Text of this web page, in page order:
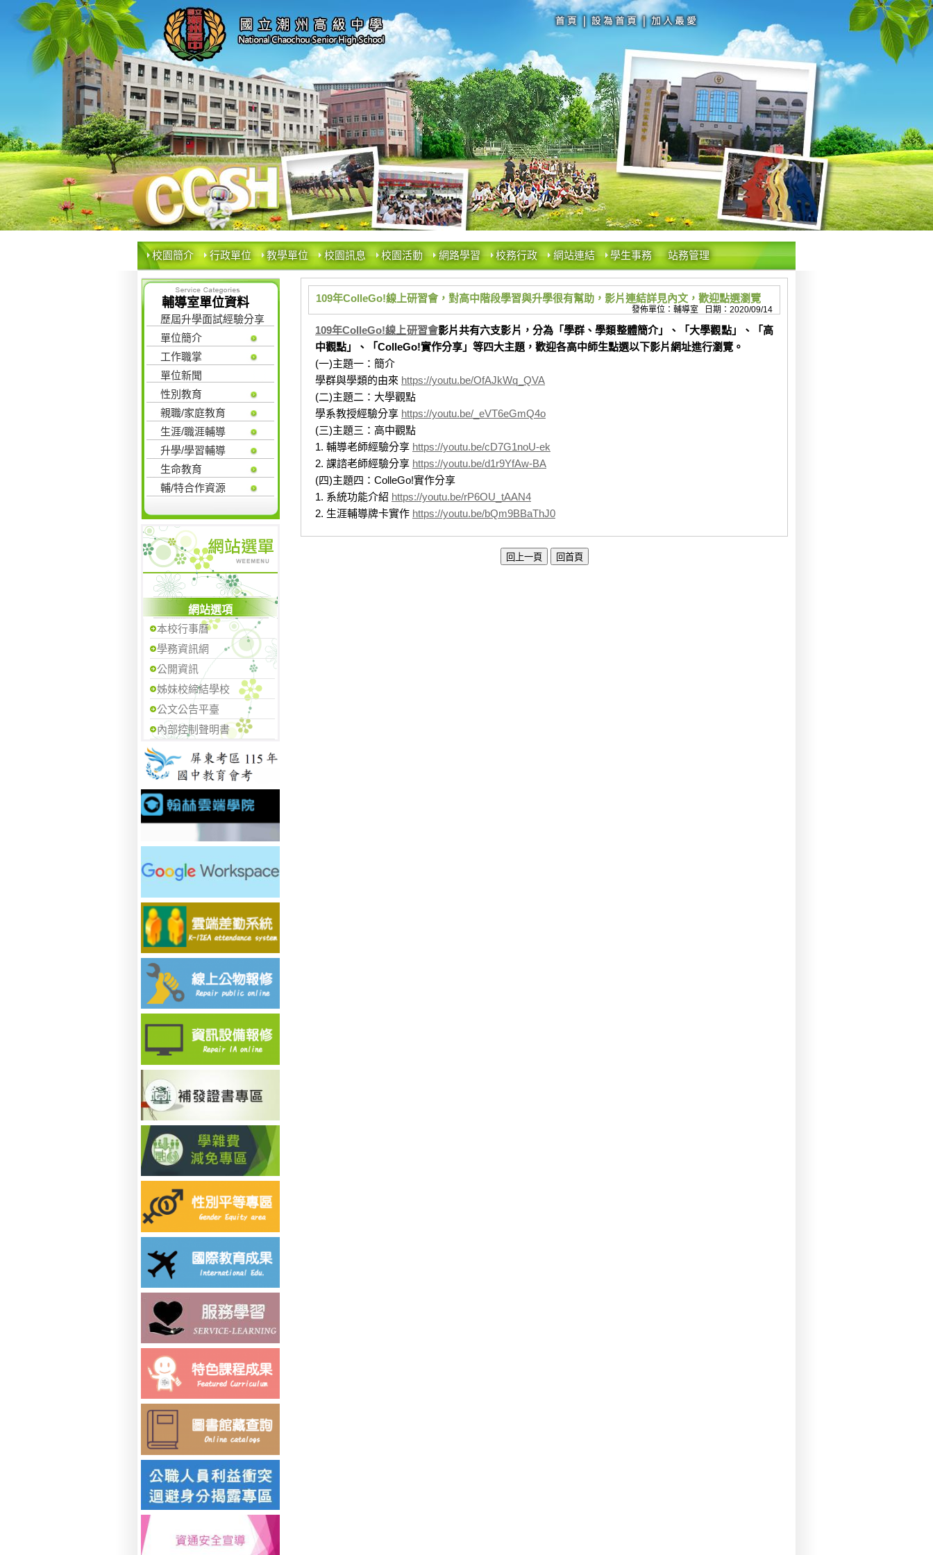
校園簡介 行政單位 教學單位 校園訊息 校園活動 網路學習 校務行政 網站連結 學生事務 站務管理
輔導室單位資料
歷屆升學面試經驗分享
單位簡介
工作職掌
單位新聞
性別教育
親職/家庭教育
生涯/職涯輔導
升學/學習輔導
生命教育
輔/特合作資源
網站選項
本校行事曆
學務資訊網
公開資訊
姊妹校締結學校
公文公告平臺
內部控制聲明書
109年ColleGo!線上研習會，對高中階段學習與升學很有幫助，影片連結詳見內文，歡迎點選瀏覽
發佈單位：輔導室 日期：2020/09/14
109年ColleGo!線上研習會影片共有六支影片，分為「學群、學類整體簡介」、「大學觀點」、「高
中觀點」、「ColleGo!實作分享」等四大主題，歡迎各高中師生點選以下影片網址進行瀏覽。
(一)主題一：簡介
學群與學類的由來 https://youtu.be/OfAJkWq_QVA
(二)主題二：大學觀點
學系教授經驗分享 https://youtu.be/_eVT6eGmQ4o
(三)主題三：高中觀點
1. 輔導老師經驗分享 https://youtu.be/cD7G1noU-ek
2. 課諮老師經驗分享 https://youtu.be/d1r9YfAw-BA
(四)主題四：ColleGo!實作分享
1. 系統功能介紹 https://youtu.be/rP6OU_tAAN4
2. 生涯輔導牌卡實作 https://youtu.be/bQm9BBaThJ0